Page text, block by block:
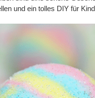
und ein tolles DIY für